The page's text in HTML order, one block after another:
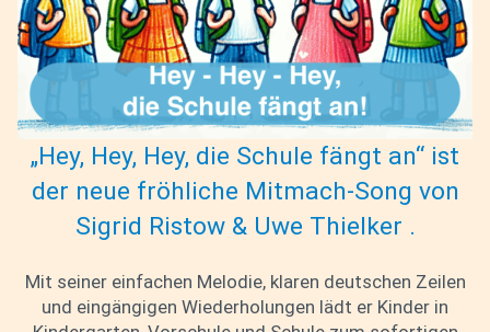
„Hey, Hey, Hey, die Schule fängt an“ ist
der neue fröhliche Mitmach-Song von
Sigrid Ristow & Uwe Thielker .
Mit seiner einfachen Melodie, klaren deutschen Zeilen
und eingängigen Wiederholungen lädt er Kinder in